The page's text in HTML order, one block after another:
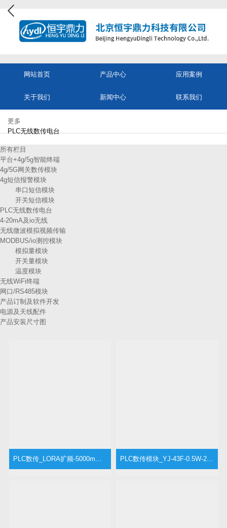
网站首页 产品中心 应用案例
关于我们 新闻中心 联系我们
更多
PLC无线数传电台
所有栏目
平台+4g/5g智能终端
4g/5G网关数传模块
4g短信报警模块
串口短信模块
开关短信模块
PLC无线数传电台
4-20mA及io无线
无线微波模拟视频传输
MODBUS/io测控模块
模拟量模块
开关量模块
温度模块
无线WiFi终端
网口/RS485模块
产品订制及软件开发
电源及天线配件
产品安装尺寸图